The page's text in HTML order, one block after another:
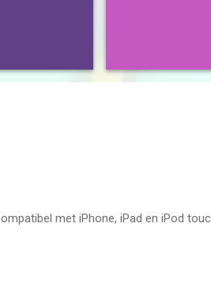
met iPhone, iPad en iPod